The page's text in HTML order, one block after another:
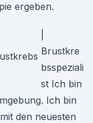
ergeben.
Brustkre
bsspeziali
st Ich bin
Ich bin
den neuesten